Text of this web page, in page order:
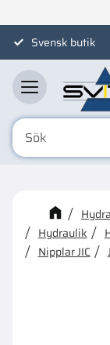
MenySvensk butik
Kanske
Hydraulik
Nipplar JIC